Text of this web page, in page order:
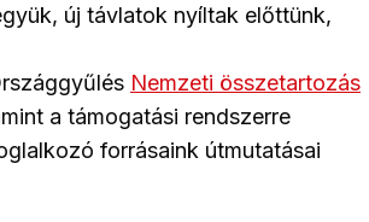
új távlatok nyíltak előttünk,
Nemzeti összetartozás
a támogatási rendszerre
forrásaink útmutatásai